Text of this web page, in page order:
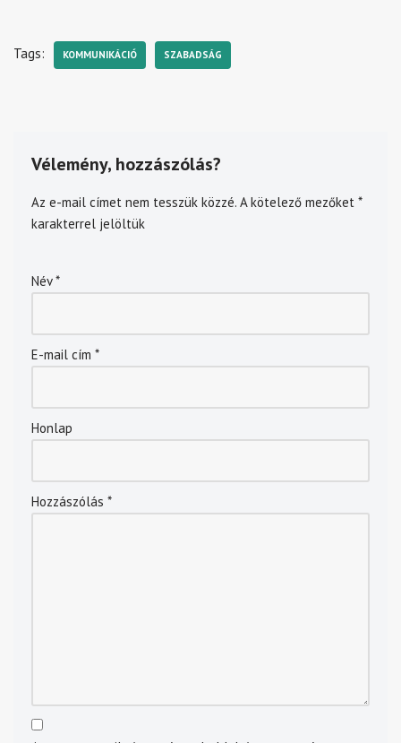
Tags: KOMMUNIKÁCIÓ SZABADSÁG
Vélemény, hozzászólás?
Az e-mail címet nem tesszük közzé. A kötelező mezőket *
karakterrel jelöltük
Név*
E-mail cím *
Honlap
Hozzászólás *